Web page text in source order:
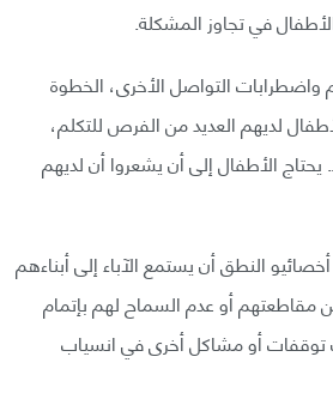
في تجاوز المشكلة.
التواصل الأخرى، الخطوة
لديهم العديد من الفرص للتكلم،
الأطفال إلى أن يشعروا أن لديهم
النطق أن يستمع الآباء إلى أبناءهم
مقاطعتهم أو عدم السماح لهم بإتمام
توقفات أو مشاكل أخرى في انسياب